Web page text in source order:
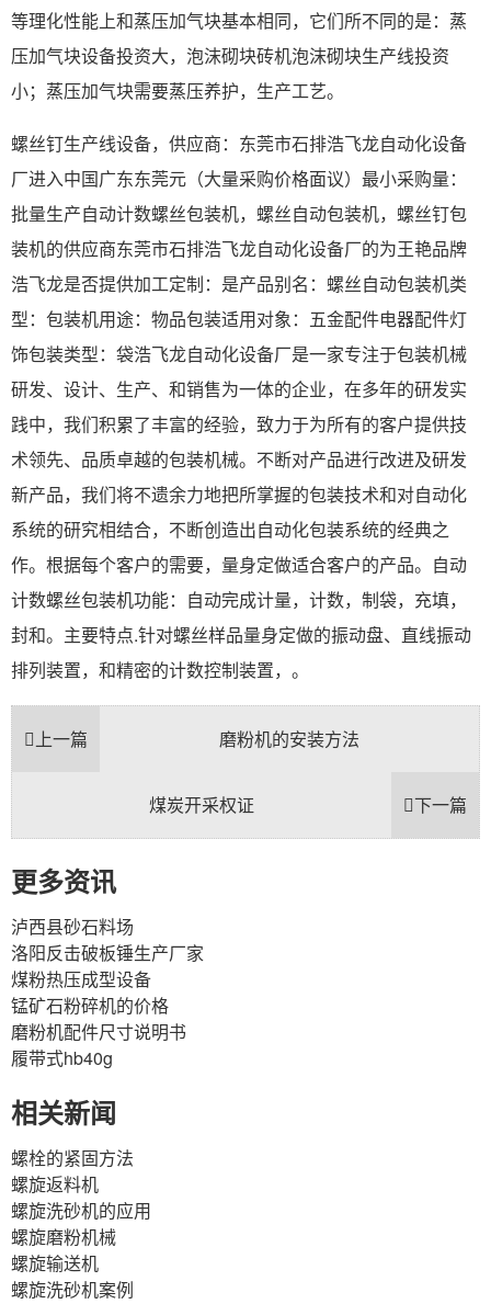
等理化性能上和蒸压加气块基本相同，它们所不同的是：蒸
压加气块设备投资大，泡沫砌块砖机泡沫砌块生产线投资
小；蒸压加气块需要蒸压养护，生产工艺。
螺丝钉生产线设备，供应商：东莞市石排浩飞龙自动化设备
厂进入中国广东东莞元（大量采购价格面议）最小采购量：
批量生产自动计数螺丝包装机，螺丝自动包装机，螺丝钉包
装机的供应商东莞市石排浩飞龙自动化设备厂的为王艳品牌
浩飞龙是否提供加工定制：是产品别名：螺丝自动包装机类
型：包装机用途：物品包装适用对象：五金配件电器配件灯
饰包装类型：袋浩飞龙自动化设备厂是一家专注于包装机械
研发、设计、生产、和销售为一体的企业，在多年的研发实
践中，我们积累了丰富的经验，致力于为所有的客户提供技
术领先、品质卓越的包装机械。不断对产品进行改进及研发
新产品，我们将不遗余力地把所掌握的包装技术和对自动化
系统的研究相结合，不断创造出自动化包装系统的经典之
作。根据每个客户的需要，量身定做适合客户的产品。自动
计数螺丝包装机功能：自动完成计量，计数，制袋，充填，
封和。主要特点.针对螺丝样品量身定做的振动盘、直线振动
排列装置，和精密的计数控制装置，。
上一篇 磨粉机的安装方法
下一篇
煤炭开采权证
更多资讯
泸西县砂石料场
洛阳反击破板锤生产厂家
煤粉热压成型设备
锰矿石粉碎机的价格
磨粉机配件尺寸说明书
履带式hb40g
相关新闻
螺栓的紧固方法
螺旋返料机
螺旋洗砂机的应用
螺旋磨粉机械
螺旋输送机
螺旋洗砂机案例